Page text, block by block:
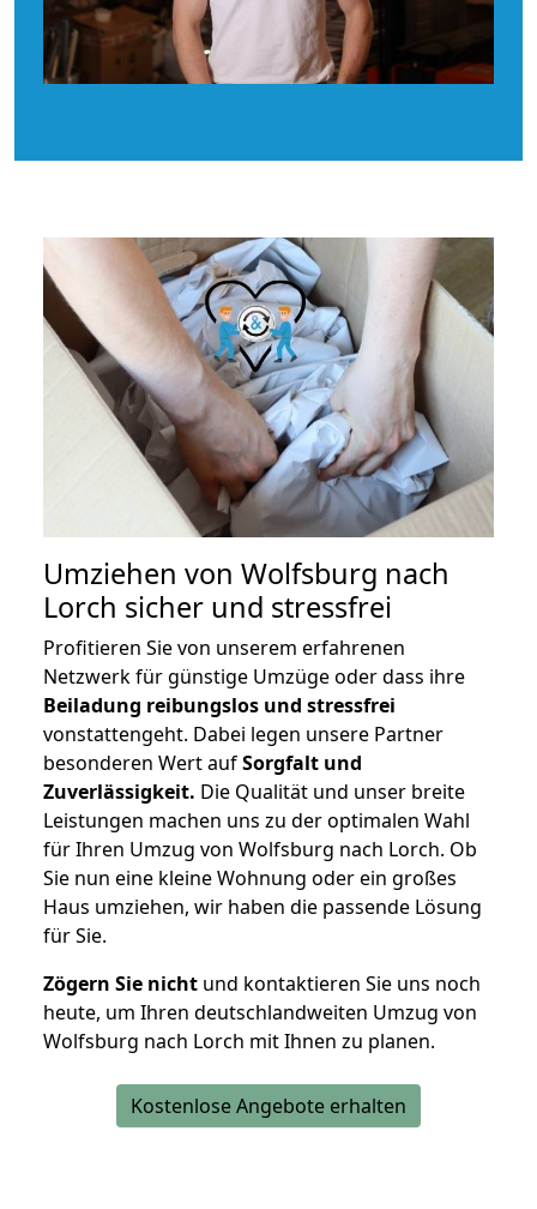
Umziehen von Wolfsburg nach
Lorch sicher und stressfrei
Profitieren Sie von unserem erfahrenen
Netzwerk für günstige Umzüge oder dass ihre
Beiladung reibungslos und stressfrei
vonstattengeht. Dabei legen unsere Partner
besonderen Wert aufSorgfalt und
Zuverlässigkeit. Die Qualität und unser breite
Leistungen machen uns zu der optimalen Wahl
für Ihren Umzug von Wolfsburg nach Lorch. Ob
Sie nun eine kleine Wohnung oder ein großes
Haus umziehen, wir haben die passende Lösung
für Sie.
Zögern Sie nicht und kontaktieren Sie uns noch
heute, um Ihren deutschlandweiten Umzug von
Wolfsburg nach Lorch mit Ihnen zu planen.
Kostenlose Angebote erhalten